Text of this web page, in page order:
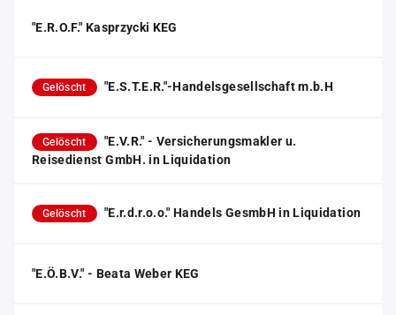
"E.R.O.F." Kasprzycki KEG
Gelöscht "E.S.T.E.R."-Handelsgesellschaft m.b.H
Gelöscht
"E.V.R." - Versicherungsmakler u.
Reisedienst GmbH. in Liquidation
Gelöscht "E.r.d.r.o.o." Handels GesmbH in Liquidation
"E.Ö.B.V." - Beata Weber KEG